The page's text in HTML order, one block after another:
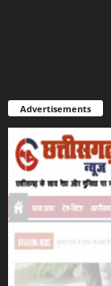
Advertisements